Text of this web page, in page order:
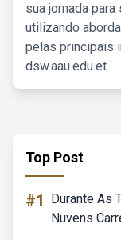
sua jornada
utilizando
pelas principais
dsw.aau.edu.et.
Top Post
#1
Durante As
Nuvens